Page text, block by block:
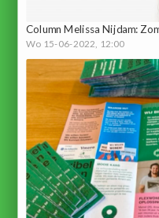
Column Melissa Nijdam:
Wo 15-06-2022, 12:00